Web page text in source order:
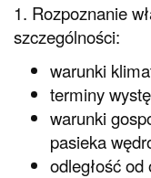
1. Rozpoznanie
szczególności:
warunki
terminy
warunki
pasieka
odległość